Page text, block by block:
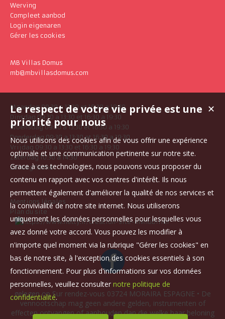
Werving
Compleet aanbod
Login eigenaren
Gérer les cookies
MB Villas Domus
mb@mbvillasdomus.com
Maandag 09:30 a 13:30 et 16:30 a 19:30
Dinsdag 09:30 a 13:30 et 16:30 a 19:30
Woensdag 09:30 a 13:30 et 16:30 a 19:30
Donderdag 09:30 a 13:30 et 16:30 a 19:30
Vrijdag 09:30 a 13:30 et 16:30 a 19:30
Zaterdag 10:30 a 14:30
Zondag fermé
Mentions légales
Plan du site
gelegen op Sur rendez-vous 03724 MORAIRA ESPAGNE • De
vennootschap mag geen andere gelden, instrumenten of
effecten ontvangen of aanhouden dan die welke haar beloning
✕
Le respect de votre vie privée est une
priorité pour nous
Nous utilisons des cookies afin de vous offrir une expérience
optimale et une communication pertinente sur notre site.
Grace à ces technologies, nous pouvons vous proposer du
contenu en rapport avec vos centres d'intérêt. Ils nous
permettent également d'améliorer la qualité de nos services et
la convivialité de notre site internet. Nous utiliserons
uniquement les données personnelles pour lesquelles vous
avez donné votre accord. Vous pouvez les modifier à
n'importe quel moment via la rubrique "Gérer les cookies" en
bas de notre site, à l'exception des cookies essentiels à son
fonctionnement. Pour plus d'informations sur vos données
personnelles, veuillez consulter notre politique de
confidentialité.